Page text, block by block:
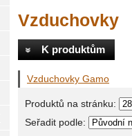
Vzduchovky
K produktům
Vzduchovky Gamo
Produktů na stránku:
Seřadit podle: